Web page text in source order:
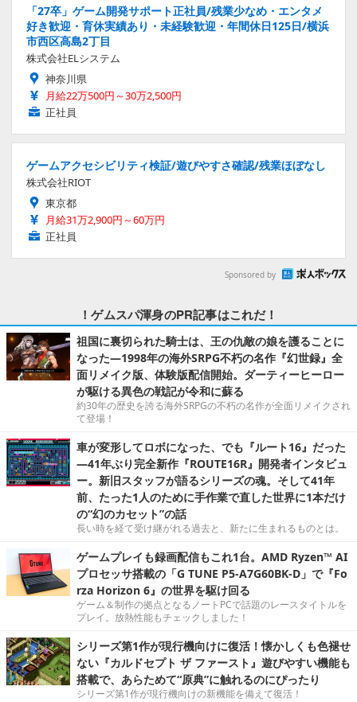
「27卒」ゲーム開発サポート正社員/残業少なめ・エンタメ
好き歓迎・育休実績あり・未経験歓迎・年間休日125日/横浜
市西区高島2丁目
株式会社ELシステム
神奈川県
月給22万500円～30万2,500円
正社員
ゲームアクセシビリティ検証/遊びやすさ確認/残業ほぼなし
株式会社RIOT
東京都
月給31万2,900円～60万円
正社員
Sponsored by
！ゲムスパ渾身のPR記事はこれだ！
祖国に裏切られた騎士は、王の仇敵の娘を護ることに
なった―1998年の海外SRPG不朽の名作『幻世録』全
面リメイク版、体験版配信開始。ダーティーヒーロー
が駆ける異色の戦記が令和に蘇る
約30年の歴史を誇る海外SRPGの不朽の名作が全面リメイクされ
て登場！
車が変形してロボになった、でも『ルート16』だった
―41年ぶり完全新作『ROUTE16R』開発者インタビュ
ー。新旧スタッフが語るシリーズの魂。そして41年
前、たった1人のために手作業で直した世界に1本だけ
の“幻のカセット”の話
長い時を経て受け継がれる過去と、新たに生まれるものとは。
ゲームプレイも録画配信もこれ1台。AMD Ryzen™ AI
プロセッサ搭載の「G TUNE P5-A7G60BK-D」で『Fo
rza Horizon 6』の世界を駆け回る
ゲーム＆制作の拠点となるノートPCで話題のレースタイトルを
プレイ。放熱性能もチェックしました！
シリーズ第1作が現行機向けに復活！懐かしくも色褪せ
ない『カルドセプト ザ ファースト』遊びやすい機能も
搭載で、あらためて“原典”に触れるのにぴったり
シリーズ第1作が現行機向けの新機能を備えて復活！